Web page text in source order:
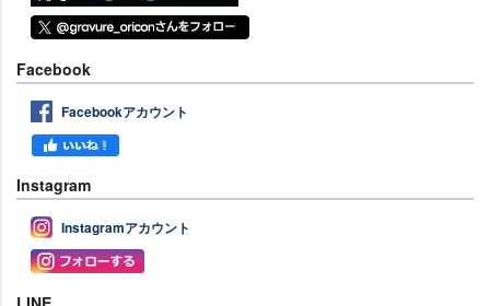
Facebook
Facebookアカウント
Instagram
Instagramアカウント